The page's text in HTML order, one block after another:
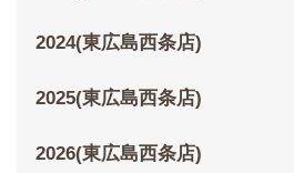
2024(東広島西条店)
2025(東広島西条店)
2026(東広島西条店)